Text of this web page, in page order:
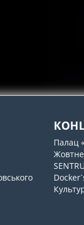
Палац